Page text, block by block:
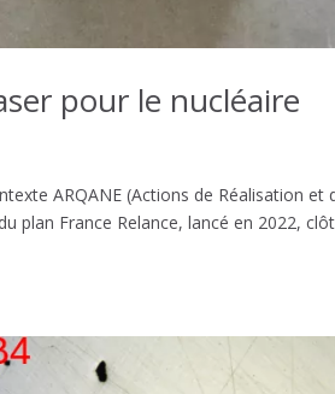
pour le nucléaire
ARQANE (Actions de Réalisation et
plan France Relance, lancé en 2022,